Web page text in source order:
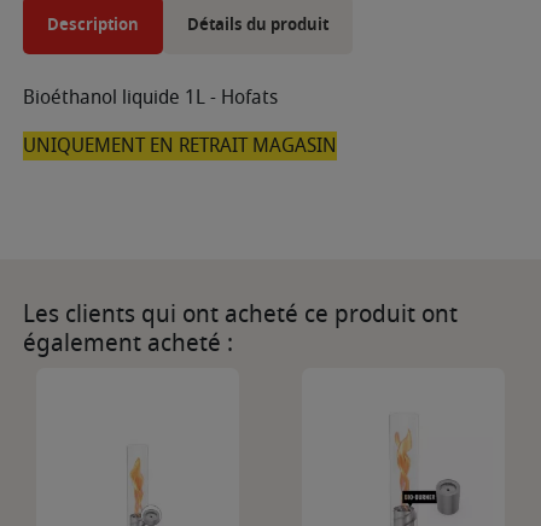
Description Détails du produit
Bioéthanol liquide 1L - Hofats
UNIQUEMENT EN RETRAIT MAGASIN
Les clients qui ont acheté ce produit ont
également acheté :